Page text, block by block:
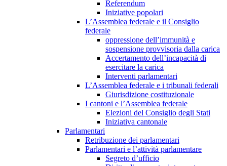
Referendum
Iniziative popolari
L’Assemblea federale e il Consiglio
federale
oppressione dell’immunità e
sospensione provvisoria dalla carica
Accertamento dell’incapacità di
esercitare la carica
Interventi parlamentari
L’Assemblea federale e i tribunali federali
Giurisdizione costituzionale
I cantoni e l’Assemblea federale
Elezioni del Consiglio degli Stati
Iniziativa cantonale
Parlamentari
Retribuzione dei parlamentari
Parlamentari e l’attività parlamentare
Segreto d’ufficio